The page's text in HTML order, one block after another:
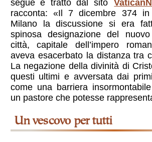
segue è tratto dal sito
racconta: «Il 7 dicembre 374
Milano la discussione si era
spinosa designazione del
città, capitale dell’impero
aveva esacerbato la distanza tra
La negazione della divinità di
questi ultimi e avversata dai
come una barriera
un pastore che potesse
Un vescovo per tutti